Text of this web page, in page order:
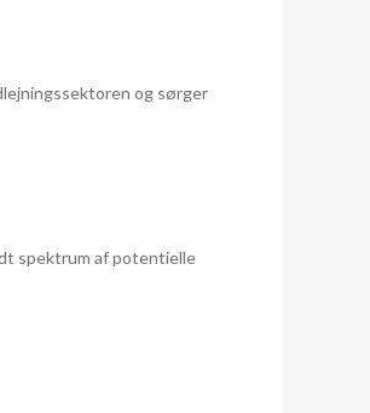
og sørger
spektrum af potentielle